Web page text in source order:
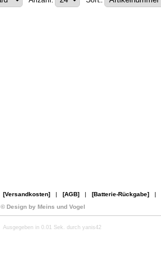
[Versandkosten]| [AGB]| [Batterie-Rückgabe]|
© Design by Meins und Vogel
Ausgegeben in 0.01 Sek. durch yanis42